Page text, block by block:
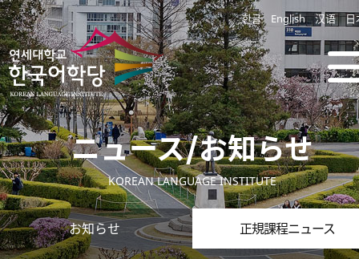
한글 English 汉语 日
ニュース/お知らせ
KOREAN LANGUAGE INSTITUTE
お知らせ 正規課程ニュース